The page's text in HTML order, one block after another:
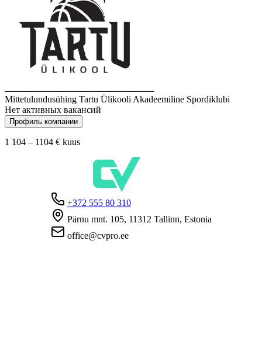
Mittetulundusühing Tartu Ülikooli Akadeemiline Spordiklubi
Нет активных вакансий
Профиль компании
1 104 – 1104 € kuus
+372 555 80 310
Pärnu mnt. 105, 11312 Tallinn, Estonia
office@cvpro.ee